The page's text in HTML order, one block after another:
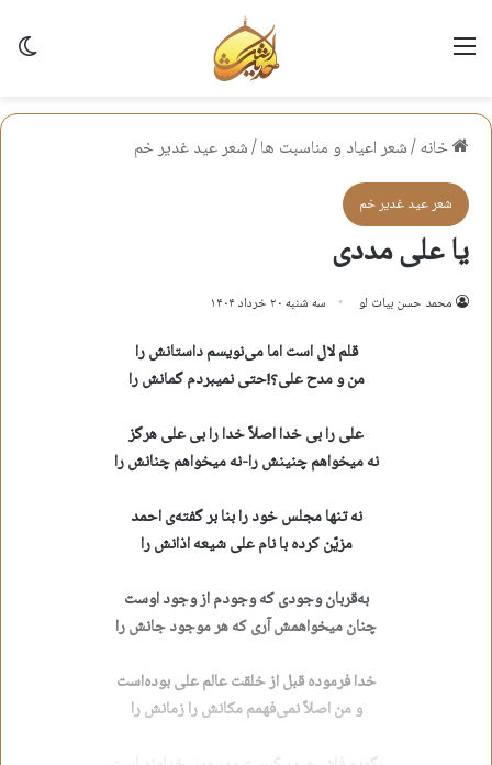
منو
خانه/شعر اعياد و مناسبت ها/شعر عيد غدير خم
شعر عيد غدير خم
یا علی مددی
محمد حسن بیات لو سه شنبه ۲۰ خرداد ۱۴۰۴
قلم لال است اما می‌نویسم داستانش را
من و مدح علی؟!حتی نمیبردم گمانش را
علی را بی خدا اصلاً خدا را بی علی هرگز
نه‌ میخواهم‌ چنینش را-نه‌ میخواهم‌ چنانش‌ را
نه تنها مجلس خود را بنا بر گفته‌ی احمد
مزیّن کرده با نام علی شیعه اذانش را
به‌قربان‌ وجودی که‌ وجودم از وجود اوست
چنان‌ میخواهمش‌ آری که‌ هر موجود جانش‌ را
خدا فرموده‌ قبل از خلقت‌ عالم علی‌ بوده‌است
و من اصلاً نمی‌فهمم مکانش را زمانش را